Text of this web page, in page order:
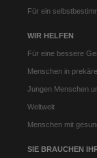
Für ein
WIR HELFEN
Für eine bessere
Menschen in
Jungen Menschen
Weltweit
Menschen mit
SIE BRAUCHEN